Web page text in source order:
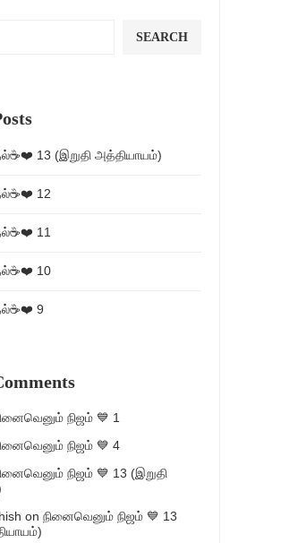
SEARCH
13 (இறுதி அத்தியாயம்)
12
11
10
9
நிஜம் 💙 1
நிஜம் 💙 4
நிஜம் 💙 13 (இறுதி
on நினைவெனும் நிஜம் 💙 13